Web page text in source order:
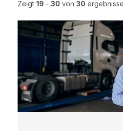
Zeigt 19 - 30 von 30